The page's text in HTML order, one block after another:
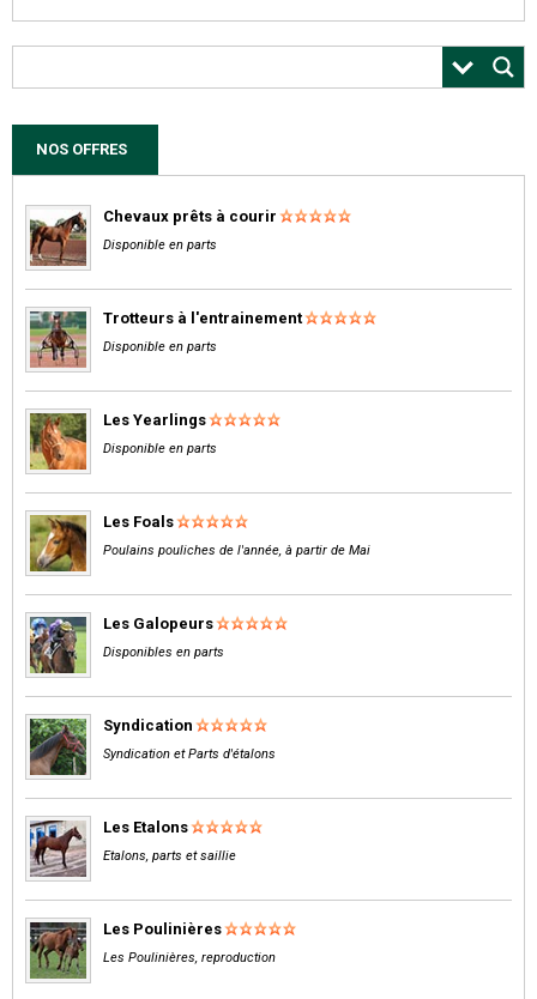
NOS OFFRES
Chevaux prêts à courir
Disponible en parts
Trotteurs à l'entrainement
Disponible en parts
Les Yearlings
Disponible en parts
Les Foals
Poulains pouliches de l'année, à partir de Mai
Les Galopeurs
Disponibles en parts
Syndication
Syndication et Parts d'étalons
Les Etalons
Etalons, parts et saillie
Les Poulinières
Les Poulinières, reproduction